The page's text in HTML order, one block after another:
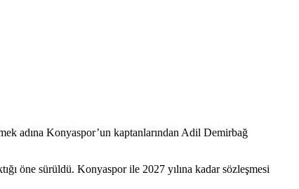
adına Konyaspor’un kaptanlarından Adil Demirbağ
öne sürüldü. Konyaspor ile 2027 yılına kadar sözleşmesi